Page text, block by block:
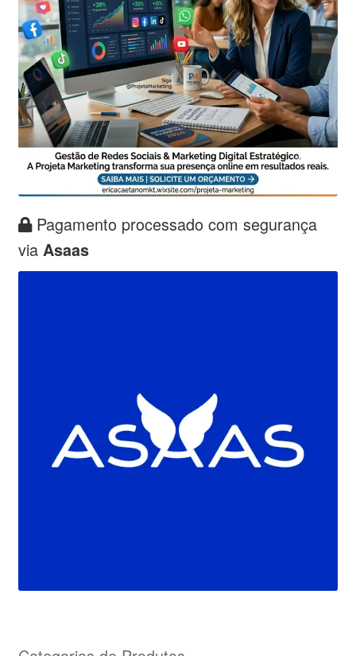
Pagamento processado com segurança
via Asaas